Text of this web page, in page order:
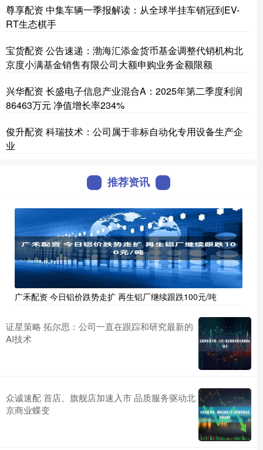
尊享配资 中集车辆一季报解读：从全球半挂车销冠到EV-
RT生态棋手
宝货配资 公告速递：渤海汇添金货币基金调整代销机构北
京度小满基金销售有限公司大额申购业务金额限额
兴华配资 长盛电子信息产业混合A：2025年第二季度利润
86463万元 净值增长率234%
俊升配资 科瑞技术：公司属于非标自动化专用设备生产企
业
推荐资讯
广禾配资 今日铝价跌势走扩 再生铝厂继续跟跌100元/吨
证星策略 拓尔思：公司一直在跟踪和研究最新的
AI技术
众诚速配 首店、旗舰店加速入市 品质服务驱动北
京商业蝶变